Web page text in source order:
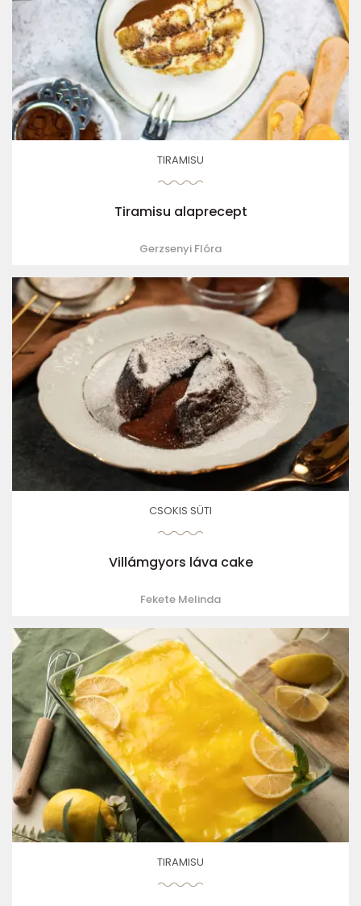
TIRAMISU
Tiramisu alaprecept
Gerzsenyi Flóra
CSOKIS SÜTI
Villámgyors láva cake
Fekete Melinda
TIRAMISU